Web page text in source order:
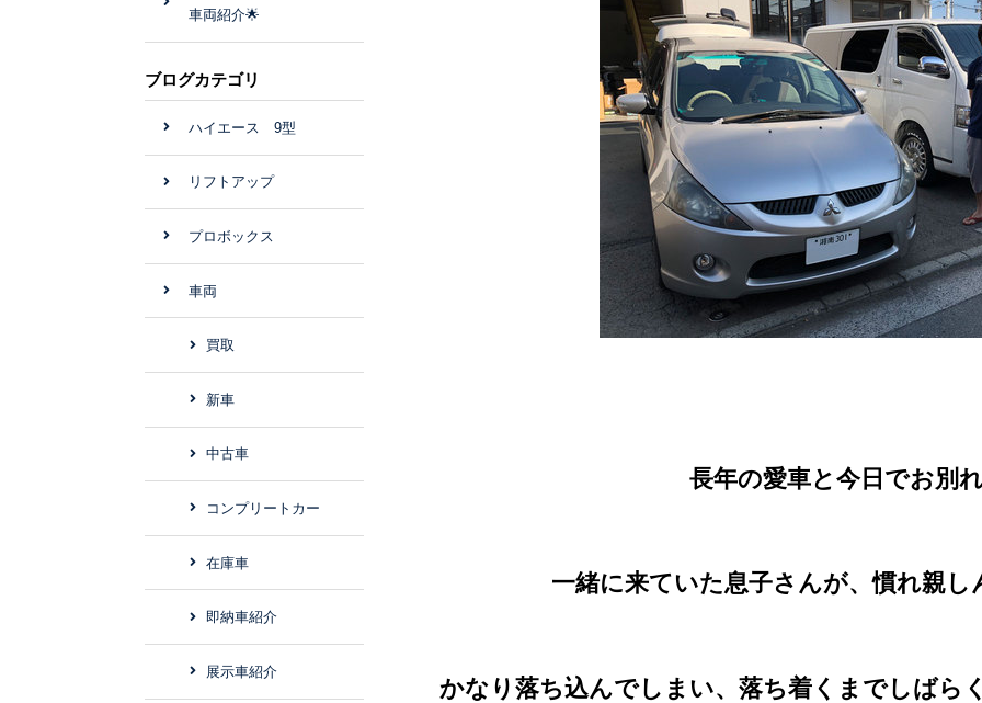
長年の愛車と今日でお別
一緒に来ていた息子さんが、慣れ親
かなり落ち込んでしまい、落ち着くまでしばら
車両紹介🌟
ブログカテゴリ
ハイエース 9型
リフトアップ
プロボックス
車両
買取
新車
中古車
コンプリートカー
在庫車
即納車紹介
展示車紹介